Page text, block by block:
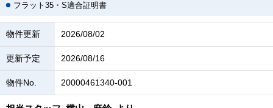
フラット35・S適合証明書
物件更新 2026/08/02
更新予定 2026/08/16
物件No. 20000461340-001